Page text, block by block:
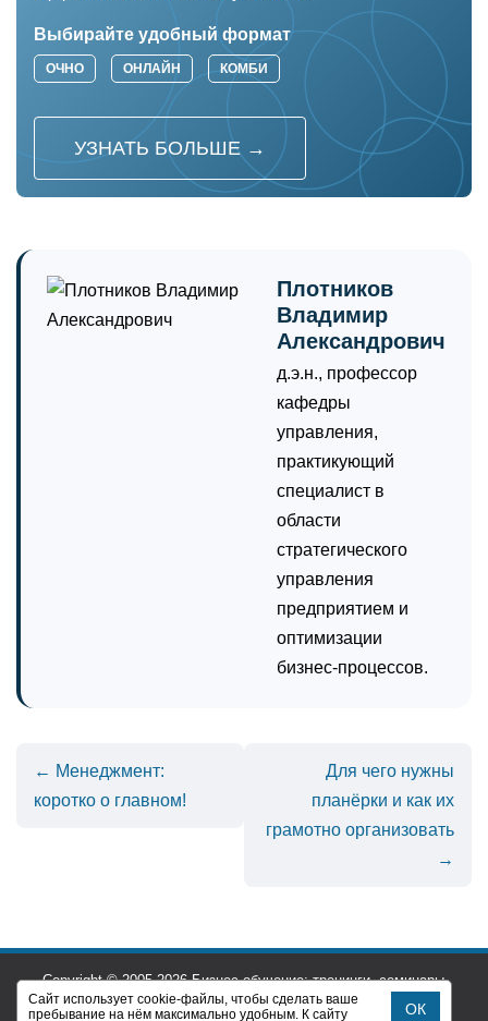
Выбирайте удобный формат
ОЧНО ОНЛАЙН КОМБИ
УЗНАТЬ БОЛЬШЕ →
Плотников
Владимир
Александрович
д.э.н., профессор
кафедры
управления,
практикующий
специалист в
области
стратегического
управления
предприятием и
оптимизации
бизнес-процессов.
← Менеджмент:
коротко о главном!
Для чего нужны
планёрки и как их
грамотно организовать
→
Copyright © 2005-2026 Бизнес обучение: тренинги, семинары,
курсы 1с – Санкт-Петербург (СПб).
Все права защищены, любое использование материалов с
Сайт использует cookie-файлы, чтобы сделать ваше
пребывание на нём максимально удобным. К cайту
ОК